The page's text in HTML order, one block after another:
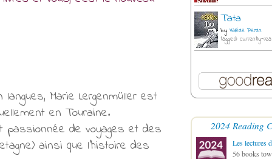
Marie Lergenmüller est
en Touraine.
passionnée de voyages et des
ainsi que l’histoire des
Tata
by Valérie Perrin
tagged: currently-
2024 Reading
Les lectures
56 books